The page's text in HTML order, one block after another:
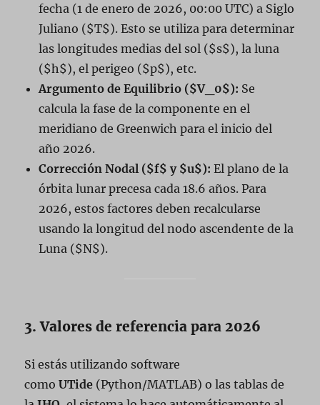
fecha (1 de enero de 2026, 00:00 UTC) a Siglo
Juliano ($T$). Esto se utiliza para determinar
las longitudes medias del sol ($s$), la luna
($h$), el perigeo ($p$), etc.
Argumento de Equilibrio ($V_0$): Se
calcula la fase de la componente en el
meridiano de Greenwich para el inicio del
año 2026.
Corrección Nodal ($f$ y $u$): El plano de la
órbita lunar precesa cada 18.6 años. Para
2026, estos factores deben recalcularse
usando la longitud del nodo ascendente de la
Luna ($N$).
3. Valores de referencia para 2026
Si estás utilizando software
comoUTide (Python/MATLAB) o las tablas de